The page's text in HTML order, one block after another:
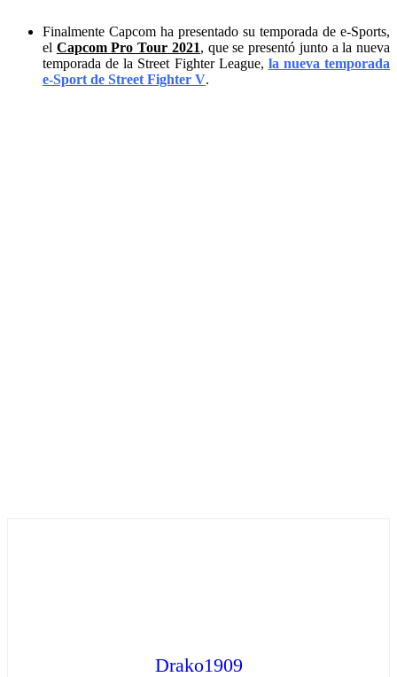
Finalmente Capcom ha presentado su temporada de e-Sports,
el Capcom Pro Tour 2021, que se presentó junto a la nueva
temporada de la Street Fighter League, la nueva temporada
e-Sport de Street Fighter V.
Drako1909